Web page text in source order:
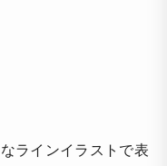
ラインイラストで表